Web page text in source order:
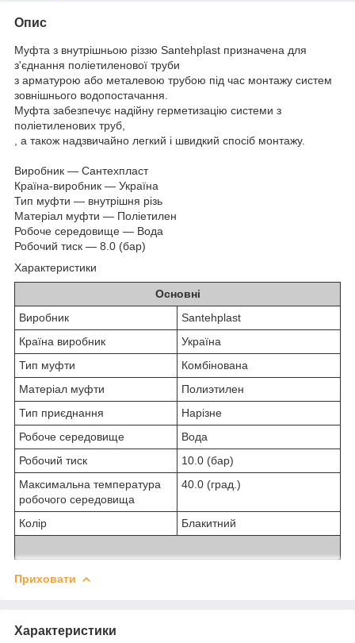
Опис
Муфта з внутрішньою різзю Santehplast призначена для
з'єднання поліетиленової труби
з арматурою або металевою трубою під час монтажу систем
зовнішнього водопостачання.
Муфта забезпечує надійну герметизацію системи з
поліетиленових труб,
, а також надзвичайно легкий і швидкий спосіб монтажу.
Виробник — Сантехпласт
Країна-виробник — Україна
Тип муфти — внутрішня різь
Матеріал муфти — Поліетилен
Робоче середовище — Вода
Робочий тиск — 8.0 (бар)
Характеристики
Основні
Виробник
Santehplast
Країна виробник
Україна
Тип муфти
Комбінована
Матеріал муфти
Полиэтилен
Тип приєднання
Нарізне
Робоче середовище
Вода
Робочий тиск
10.0 (бар)
Максимальна температура
робочого середовища
40.0 (град.)
Колір Блакитний
Приховати
Характеристики